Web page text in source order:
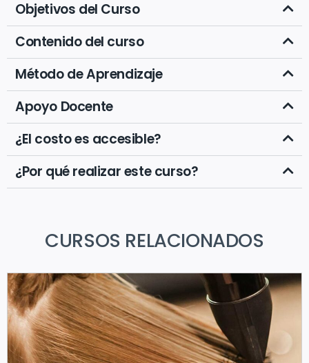
Objetivos del Curso
Contenido del curso
Método de Aprendizaje
Apoyo Docente
¿El costo es accesible?
¿Por qué realizar este curso?
CURSOS RELACIONADOS